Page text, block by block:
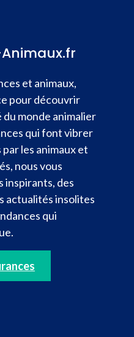
et animaux,
pour découvrir
du monde animalier
qui font vibrer
les animaux et
nous vous
inspirants, des
actualités insolites
qui